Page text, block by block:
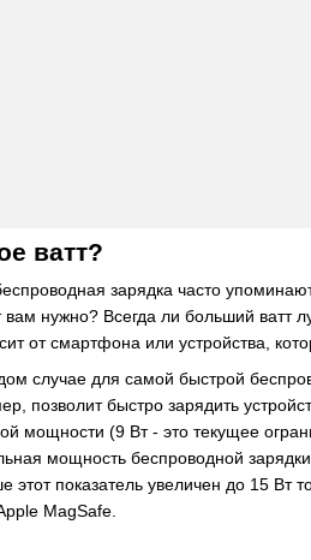
ватт?
зарядка часто
вам нужно? Всегда ли больший
от смартфона или устройства,
случае для самой быстрой
позволит быстро зарядить
мощности (9 Вт - это текущее
мощность беспроводной
этот показатель увеличен до 15 Вт
MagSafe.